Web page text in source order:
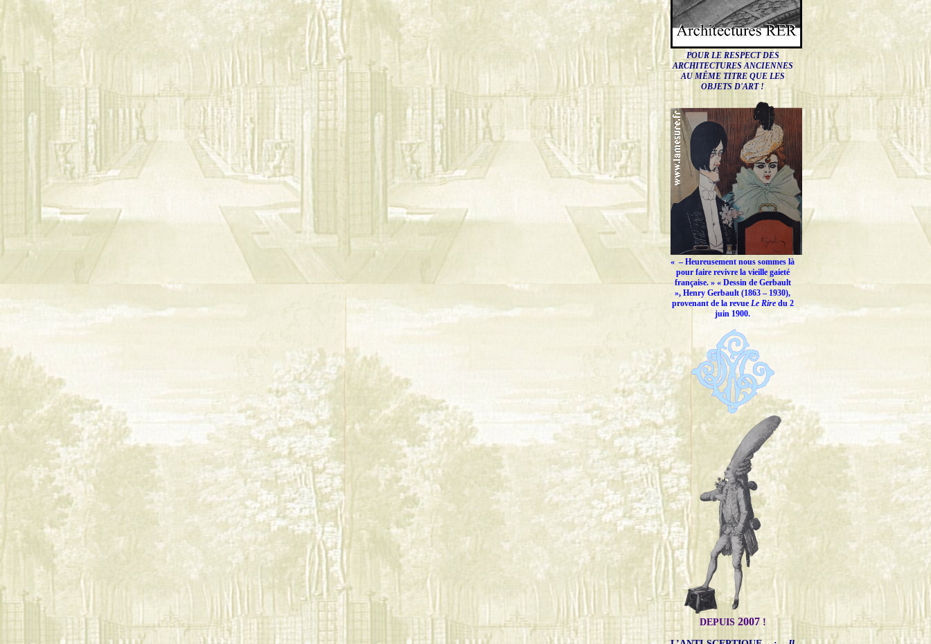
POUR LE RESPECT DES
ARCHITECTURES ANCIENNES
AU MÊME TITRE QUE LES
OBJETS D'ART !
« – Heureusement nous sommes là
pour faire revivre la vieille gaieté
française.» « Dessin de Gerbault
», Henry Gerbault (1863 – 1930),
provenant de la revue Le Riredu 2
juin 1900.
DEPUIS 2007!